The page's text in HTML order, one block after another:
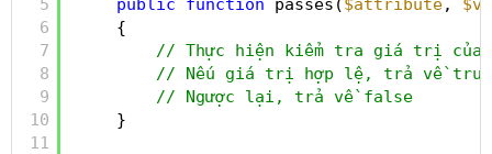
6
7
8
9
10
11
{
// Thực hiện kiểm tra giá trị của
// Nếu giá trị hợp lệ, trả về true
// Ngược lại, trả về false
}